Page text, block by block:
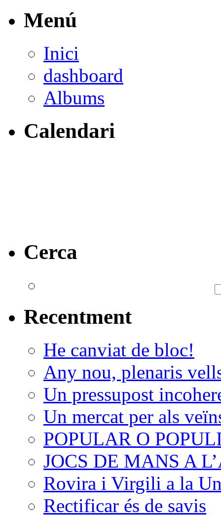
Menú
Inici
dashboard
Albums
Calendari
Cerca
Recentment
He canviat de bloc!
Any nou, plenaris
Un pressupost
Un mercat per als
POPULAR O
JOCS DE MANS A
Rovira i Virgili a la
Rectificar és de savis